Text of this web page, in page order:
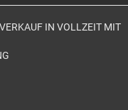
IN VOLLZEIT MIT